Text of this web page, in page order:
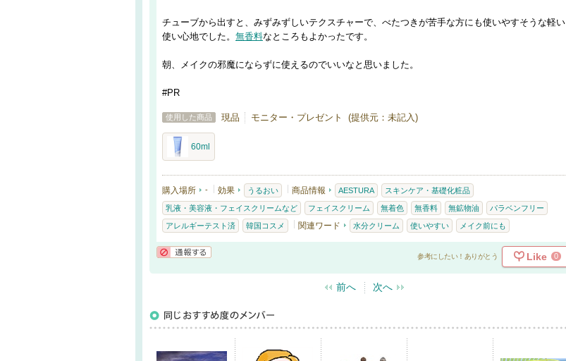
チューブから出すと、みずみずしいテクスチャーで、べたつきが苦手な方にも使いやすそうな軽い
使い心地でした。 無香料なところもよかったです。
朝、メイクの邪魔にならずに使えるのでいいなと思いました。
#PR
使用した商品 現品 モニター・プレゼント (提供元：未記入)
60ml
購入場所 - 効果 うるおい 商品情報 AESTURA スキンケア・基礎化粧品
乳液・美容液・フェイスクリームなど フェイスクリーム 無着色 無香料 無鉱物油 パラベンフリー
アレルギーテスト済 韓国コスメ 関連ワード 水分クリーム 使いやすい メイク前にも
参考にしたい！ありがとう Like 0
前へ 次へ